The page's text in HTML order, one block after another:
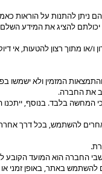
ניתן להתנות על הוראות
להציג את המידע
ו/או מתוך רצון להטעות, אי
המזמין ולא ישמשו
את החברה.
המחשה בלבד. בנוסף, ייתכנו
להשתמש, בכל דרך
החברה הוא המועד הקובע
באתר, באופן זמני או